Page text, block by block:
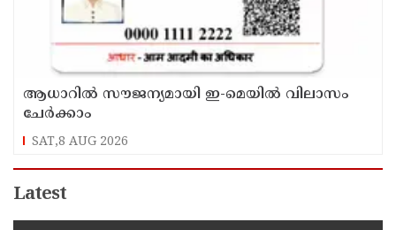
ആധാറിൽ സൗജന്യമായി ഇ-മെയിൽ വിലാസം
ചേർക്കാം
SAT,8 AUG 2026
Latest